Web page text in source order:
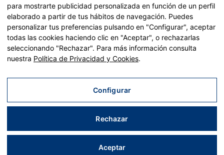
Plan de Recuperación, Transformación y Resiliencia – Financiado por
Recuperación y resiliencia, establecido por el Reglamento (UE)
2021/241 del Parlamento Europeo y del Consejo, de 12 de febrero
Aviso legal|Política de privacidad|Política de cookies|Accesibilidad|Mapa web
| Desarrollado porTrestristes
para mostrarte publicidad personalizada en función de un perfil
elaborado a partir de tus hábitos de navegación. Puedes
personalizar tus preferencias pulsando en "Configurar", aceptar
todas las cookies haciendo clic en "Aceptar", o rechazarlas
seleccionando "Rechazar". Para más información consulta
nuestra Política de Privacidad y Cookies.
Configurar
Rechazar
Aceptar